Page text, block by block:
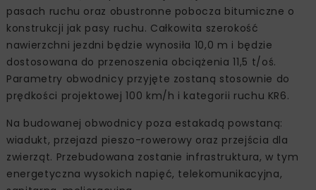
pasach ruchu oraz obustronne pobocza bitumiczne o
konstrukcji jak pasy ruchu. Całkowita szerokość
nawierzchni jezdni będzie wynosiła 10,0 m i będzie
dostosowana do przenoszenia obciążenia 11,5 t/oś.
Parametry obwodnicy przyjęte zostaną stosownie do
prędkości projektowej 100 km/h i kategorii ruchu KR6.
Na budowanej obwodnicy poza estakadą powstaną:
wiadukt, przejazd pieszo-rowerowy oraz przejścia dla
zwierząt. Przebudowana zostanie infrastruktura, w tym
energetyczna wysokich napięć, telekomunikacyjna,